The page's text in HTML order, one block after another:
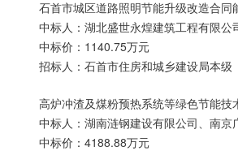
石首市城区道路照明节能升级改造合同
中标人：湖北盛世永煌建筑工程有限公
中标价：1140.75万元
招标人：石首市住房和城乡建设局本级
高炉冲渣及煤粉预热系统等绿色节能
中标人：湖南涟钢建设有限公司、南
中标价：4188.88万元